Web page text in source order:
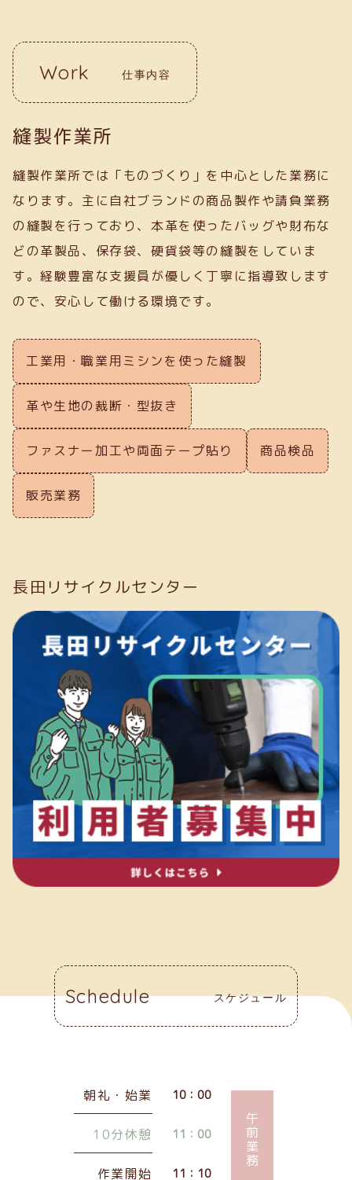
Work 仕事内容
縫製作業所
縫製作業所では「ものづくり」を中心とした業務に
なります。主に自社ブランドの商品製作や請負業務
の縫製を行っており、本革を使ったバッグや財布な
どの革製品、保存袋、硬貨袋等の縫製をしていま
す。経験豊富な支援員が優しく丁寧に指導致します
ので、安心して働ける環境です。
工業用・職業用ミシンを使った縫製
革や生地の裁断・型抜き
ファスナー加工や両面テープ貼り 商品検品
販売業務
長田リサイクルセンター
Schedule スケジュール
朝礼・始業 10：00
10分休憩 11：00
作業開始 11：10
午前業務